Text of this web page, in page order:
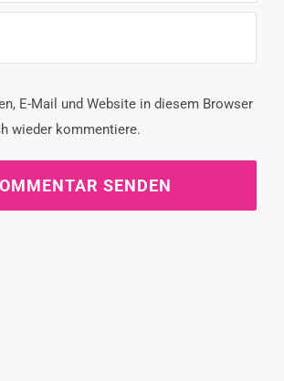
E-Mail und Website in diesem Browser
wieder kommentiere.